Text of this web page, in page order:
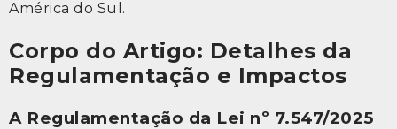
América do Sul.
Corpo do Artigo: Detalhes da
Regulamentação e Impactos
A Regulamentação da Lei nº 7.547/2025